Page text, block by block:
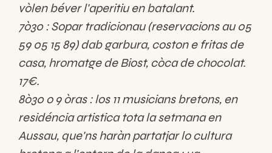
vòlen béver l'aperitiu en batalant.
7ò30 : Sopar tradicionau (reservacions au 05
59 05 15 89) dab garbura, coston e fritas de
casa, hromatge de Biost, còca de chocolat.
17€.
8ò30 o 9 òras : los 11 musicians bretons, en
residéncia artistica tota la setmana en
Aussau, que'ns haràn partatjar lo cultura